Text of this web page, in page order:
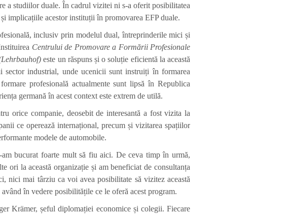
a studiilor duale. În cadrul vizitei ni s-a oferit posibilitatea
implicațiile acestor instituții în promovarea EFP duale.
inclusiv prin modelul dual, întreprinderile mici și
Centrului de Promovare a Formării Profesionale
este un răspuns și o soluție eficientă la această
industrial, unde ucenicii sunt instruiți în formarea
profesională actualmente sunt lipsă în Republica
germană în acest context este extrem de utilă.
orice companie, deosebit de interesantă a fost vizita la
ce operează internațional, precum și vizitarea spațiilor
modele de automobile.
bucurat foarte mult să fiu aici. De ceva timp în urmă,
ori la această organizație și am beneficiat de consultanța
nici mai târziu ca voi avea posibilitate să vizitez această
în vedere posibilitățile ce le oferă acest program.
Krämer, șeful diplomației economice și colegii. Fiecare